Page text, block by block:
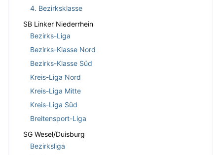
4. Bezirksklasse
SB Linker Niederrhein
Bezirks-Liga
Bezirks-Klasse Nord
Bezirks-Klasse Süd
Kreis-Liga Nord
Kreis-Liga Mitte
Kreis-Liga Süd
Breitensport-Liga
SG Wesel/Duisburg
Bezirksliga